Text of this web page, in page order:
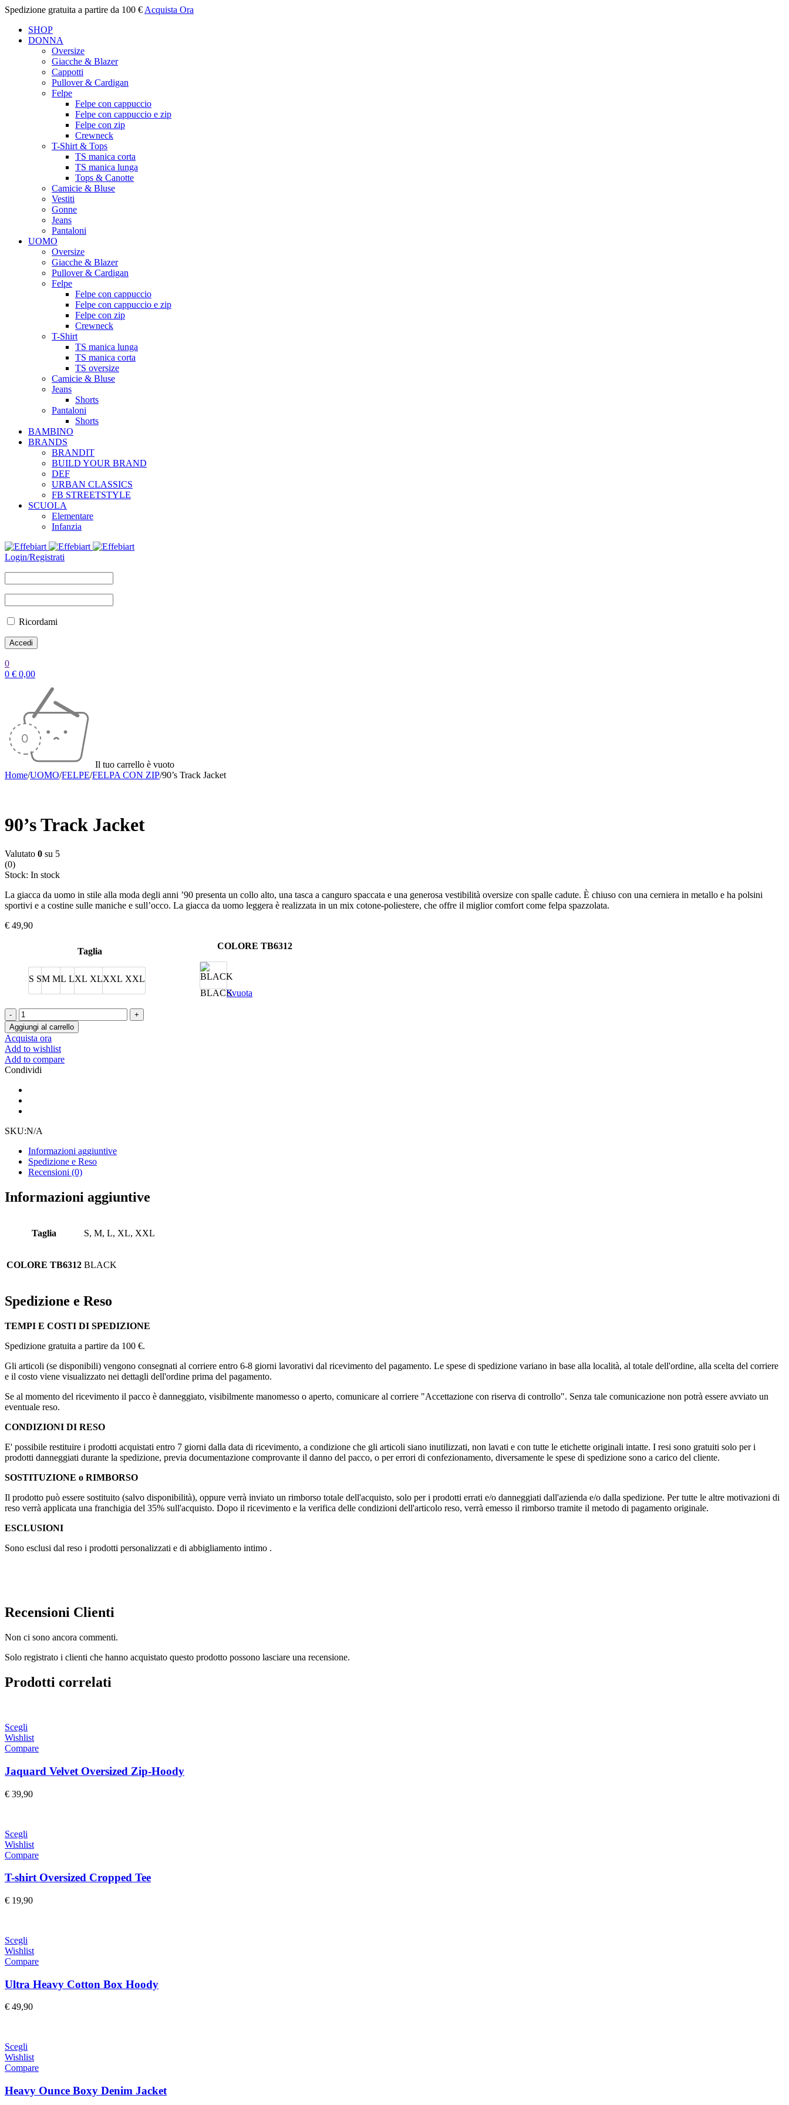
Spedizione gratuita a partire da 100 € Acquista Ora
SHOP
DONNA
Oversize
Giacche & Blazer
Cappotti
Pullover & Cardigan
Felpe
Felpe con cappuccio
Felpe con cappuccio e zip
Felpe con zip
Crewneck
T-Shirt & Tops
TS manica corta
TS manica lunga
Tops & Canotte
Camicie & Bluse
Vestiti
Gonne
Jeans
Pantaloni
UOMO
Oversize
Giacche & Blazer
Pullover & Cardigan
Felpe
Felpe con cappuccio
Felpe con cappuccio e zip
Felpe con zip
Crewneck
T-Shirt
TS manica lunga
TS manica corta
TS oversize
Camicie & Bluse
Jeans
Shorts
Pantaloni
Shorts
BAMBINO
BRANDS
BRANDIT
BUILD YOUR BRAND
DEF
URBAN CLASSICS
FB STREETSTYLE
SCUOLA
Elementare
Infanzia
Login/Registrati
Ricordami
0
0 € 0,00
Il tuo carrello è vuoto
Home/UOMO/FELPE/FELPA CON ZIP/90’s Track Jacket
90’s Track Jacket
Valutato 0 su 5
(0)
Stock: In stock
La giacca da uomo in stile alla moda degli anni ’90 presenta un collo alto, una tasca a canguro spaccata e una generosa vestibilità oversize con spalle cadute. È chiuso con una cerniera in metallo e ha polsini
sportivi e a costine sulle maniche e sull’occo. La giacca da uomo leggera è realizzata in un mix cotone-poliestere, che offre il miglior comfort come felpa spazzolata.
€ 49,90
Taglia
S SM ML LXL XLXXL XXL
COLORE TB6312
BLACKSvuota
90's
Track
Jacket
quantità
Aggiungi al carrello
Acquista ora
Add to wishlist
Add to compare
Condividi
SKU:N/A
Informazioni aggiuntive
Spedizione e Reso
Recensioni (0)
Informazioni aggiuntive
Taglia S, M, L, XL, XXL
COLORE TB6312 BLACK
Spedizione e Reso
TEMPI E COSTI DI SPEDIZIONE
Spedizione gratuita a partire da 100 €.
Gli articoli (se disponibili) vengono consegnati al corriere entro 6-8 giorni lavorativi dal ricevimento del pagamento. Le spese di spedizione variano in base alla località, al totale dell'ordine, alla scelta del corriere
e il costo viene visualizzato nei dettagli dell'ordine prima del pagamento.
Se al momento del ricevimento il pacco è danneggiato, visibilmente manomesso o aperto, comunicare al corriere "Accettazione con riserva di controllo". Senza tale comunicazione non potrà essere avviato un
eventuale reso.
CONDIZIONI DI RESO
E' possibile restituire i prodotti acquistati entro 7 giorni dalla data di ricevimento, a condizione che gli articoli siano inutilizzati, non lavati e con tutte le etichette originali intatte. I resi sono gratuiti solo per i
prodotti danneggiati durante la spedizione, previa documentazione comprovante il danno del pacco, o per errori di confezionamento, diversamente le spese di spedizione sono a carico del cliente.
SOSTITUZIONE o RIMBORSO
Il prodotto può essere sostituito (salvo disponibilità), oppure verrà inviato un rimborso totale dell'acquisto, solo per i prodotti errati e/o danneggiati dall'azienda e/o dalla spedizione. Per tutte le altre motivazioni di
reso verrà applicata una franchigia del 35% sull'acquisto. Dopo il ricevimento e la verifica delle condizioni dell'articolo reso, verrà emesso il rimborso tramite il metodo di pagamento originale.
ESCLUSIONI
Sono esclusi dal reso i prodotti personalizzati e di abbigliamento intimo .
Recensioni Clienti
Non ci sono ancora commenti.
Solo registrato i clienti che hanno acquistato questo prodotto possono lasciare una recensione.
Prodotti correlati
Scegli
Wishlist
Compare
Jaquard Velvet Oversized Zip-Hoody
€ 39,90
Scegli
Wishlist
Compare
T-shirt Oversized Cropped Tee
€ 19,90
Scegli
Wishlist
Compare
Ultra Heavy Cotton Box Hoody
€ 49,90
Scegli
Wishlist
Compare
Heavy Ounce Boxy Denim Jacket